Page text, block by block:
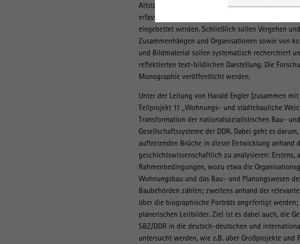
Altstadterneuerung und der wenigen in der NS-Zeit
erfasst und in internationale Zusammenhänge
eingebettet werden. Schließlich sollen Vergehen
Zusammenhängen und Organisationen sowie von
und Bildmaterial sollen systematisch recherchiert
reflektierten text-bildlichen Darstellung. Die
Monographie veröffentlicht werden.
Unter der Leitung von Harald Engler (zusammen
Teilprojekt 11 „Wohnungs- und städtebauliche
Transformation der nationalsozialistischen Bau-
Gesellschaftssysteme der DDR. Dabei geht es
auftretenden Brüche in dieser Entwicklung anhand
geschichtswissenschaftlich zu analysieren:
Rahmenbedingungen, wozu etwa die
Wohnungsbau und das Bau- und Planungswesen
Baubehörden zählen; zweitens anhand der
über die biographische Porträts angefertigt
planerischen Leitbilder. Ziel ist es dabei auch, die
SBZ/DDR in die deutsch-deutschen und
untersucht werden, wie z.B. über Großprojekte und